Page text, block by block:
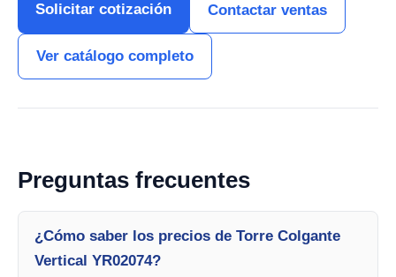
Solicitar cotización Contactar ventas
Ver catálogo completo
Preguntas frecuentes
¿Cómo saber los precios de Torre Colgante
Vertical YR02074?